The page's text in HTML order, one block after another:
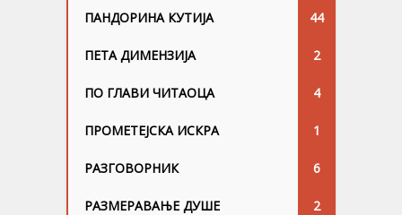
ПАНДОРИНА КУТИЈА 44
ПЕТА ДИМЕНЗИЈА 2
ПО ГЛАВИ ЧИТАОЦА 4
ПРОМЕТЕЈСКА ИСКРА 1
РАЗГОВОРНИК 6
РАЗМЕРАВАЊЕ ДУШЕ 2